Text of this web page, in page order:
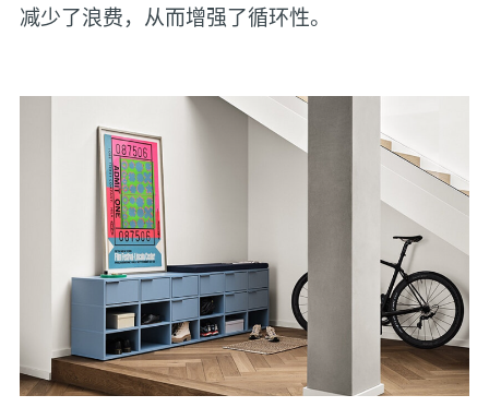
减少了浪费，从而增强了循环性。